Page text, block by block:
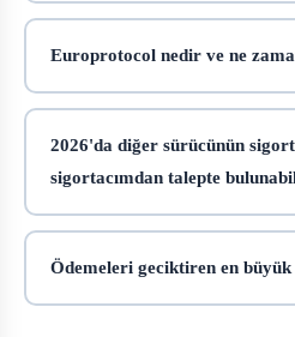
Europrotocol nedir ve ne
2026'da diğer sürücünün
sigortacımdan talepte
Ödemeleri geciktiren en